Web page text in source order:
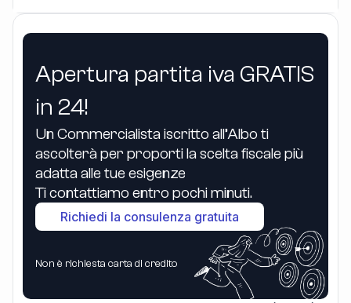
Apertura partita iva GRATIS
in 24!
Un Commercialista iscritto all’Albo ti
ascolterà per proporti la scelta fiscale più
adatta alle tue esigenze
Ti contattiamo entro pochi minuti.
Richiedi la consulenza gratuita
Non è richiesta carta di credito